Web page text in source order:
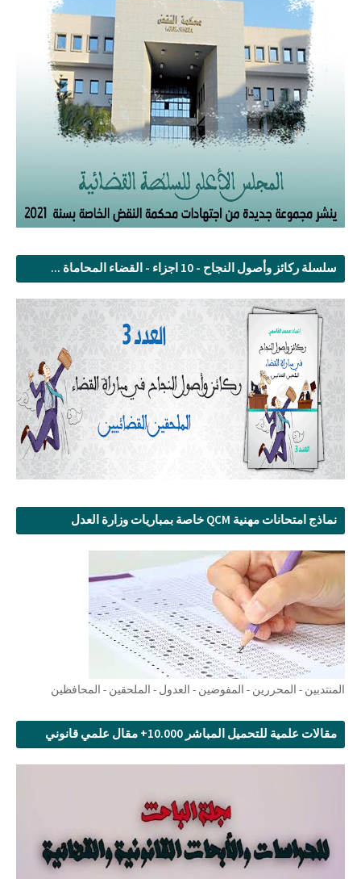
سلسلة ركائز وأصول النجاح - 10 اجزاء - القضاء المحاماة ...
نماذج امتحانات مهنية QCM خاصة بمباريات وزارة العدل
المنتدبين - المحررين - المفوضين - العدول - الملحقين - المحافظين
مقالات علمية للتحميل المباشر 10.000+ مقال علمي قانوني